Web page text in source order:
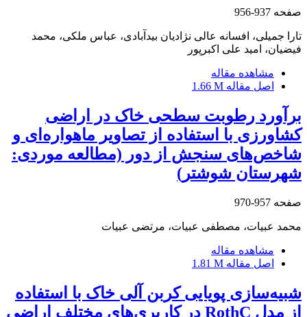
صفحه 937-956
تارا جمیلی، افسانه عالی نژادیان بیدآبادی، عباس ملکی، محمد
فیضیان، امید علی اکبرپور
مشاهده مقاله
اصل مقاله 1.66 M
برآورد رطوبت سطحی خاک در اراضی
کشاورزی با استفاده از تصاویر ماهواره‌ای و
شاخص‌های سنجش از دور (مطالعه موردی:
شهرستان شوشتر)
صفحه 957-970
محمد عبیات، مصطفی عبیات، مرتضی عبیات
مشاهده مقاله
اصل مقاله 1.81 M
شبیه‌سازی پویایی کربن آلی خاک با استفاده
از مدل RothC در کاربری‌های مختلف اراضی